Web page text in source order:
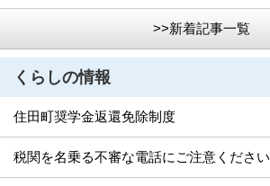
>>新着記事一覧
くらしの情報
住田町奨学金返還免除制度
税関を名乗る不審な電話にご注意ください